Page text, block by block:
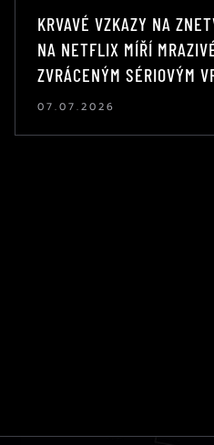
KRVAVÉ VZKAZY NA
NA NETFLIX MÍŘÍ
ZVRÁCENÝM SÉRIOVÝM
07.07.2026